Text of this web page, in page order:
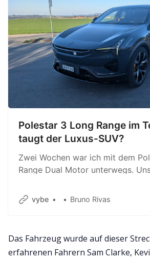
Polestar 3 Long Range im
taugt der Luxus-SUV?
Zwei Wochen war ich mit dem
Range Dual Motor unterwegs.
vybe Bruno Rivas
Das Fahrzeug wurde auf dieser
erfahrenen Fahrern Sam Clarke,